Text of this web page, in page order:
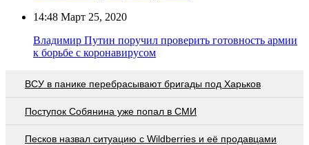
14:48 Март 25, 2020
Владимир Путин поручил проверить готовность армии
к борьбе с коронавирусом
ВСУ в панике перебрасывают бригады под Харьков
Поступок Собянина уже попал в СМИ
Песков назвал ситуацию с Wildberries и её продавцами